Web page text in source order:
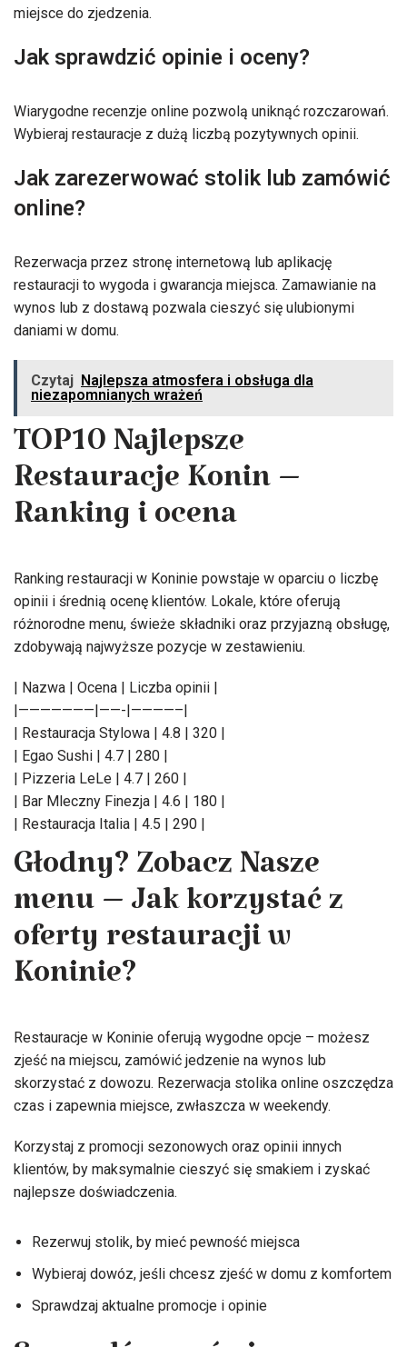
miejsce do zjedzenia.
Jak sprawdzić opinie i oceny?
Wiarygodne recenzje online pozwolą uniknąć rozczarowań.
Wybieraj restauracje z dużą liczbą pozytywnych opinii.
Jak zarezerwować stolik lub zamówić
online?
Rezerwacja przez stronę internetową lub aplikację
restauracji to wygoda i gwarancja miejsca. Zamawianie na
wynos lub z dostawą pozwala cieszyć się ulubionymi
daniami w domu.
Czytaj Najlepsza atmosfera i obsługa dla
niezapomnianych wrażeń
TOP10 Najlepsze
Restauracje Konin –
Ranking i ocena
Ranking restauracji w Koninie powstaje w oparciu o liczbę
opinii i średnią ocenę klientów. Lokale, które oferują
różnorodne menu, świeże składniki oraz przyjazną obsługę,
zdobywają najwyższe pozycje w zestawieniu.
| Nazwa | Ocena | Liczba opinii |
|———————|——-|————–|
| Restauracja Stylowa | 4.8 | 320 |
| Egao Sushi | 4.7 | 280 |
| Pizzeria LeLe | 4.7 | 260 |
| Bar Mleczny Finezja | 4.6 | 180 |
| Restauracja Italia | 4.5 | 290 |
Głodny? Zobacz Nasze
menu – Jak korzystać z
oferty restauracji w
Koninie?
Restauracje w Koninie oferują wygodne opcje – możesz
zjeść na miejscu, zamówić jedzenie na wynos lub
skorzystać z dowozu. Rezerwacja stolika online oszczędza
czas i zapewnia miejsce, zwłaszcza w weekendy.
Korzystaj z promocji sezonowych oraz opinii innych
klientów, by maksymalnie cieszyć się smakiem i zyskać
najlepsze doświadczenia.
Rezerwuj stolik, by mieć pewność miejsca
Wybieraj dowóz, jeśli chcesz zjeść w domu z komfortem
Sprawdzaj aktualne promocje i opinie